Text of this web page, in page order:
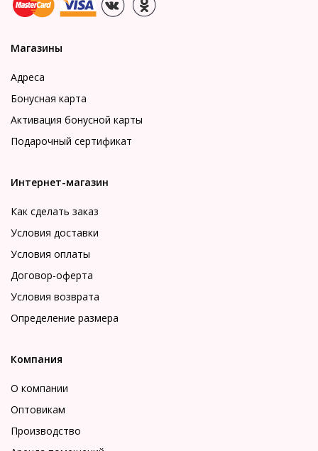
Магазины
Адреса
Бонусная карта
Активация бонусной карты
Подарочный сертификат
Интернет-магазин
Как сделать заказ
Условия доставки
Условия оплаты
Договор-оферта
Условия возврата
Определение размера
Компания
О компании
Оптовикам
Производство